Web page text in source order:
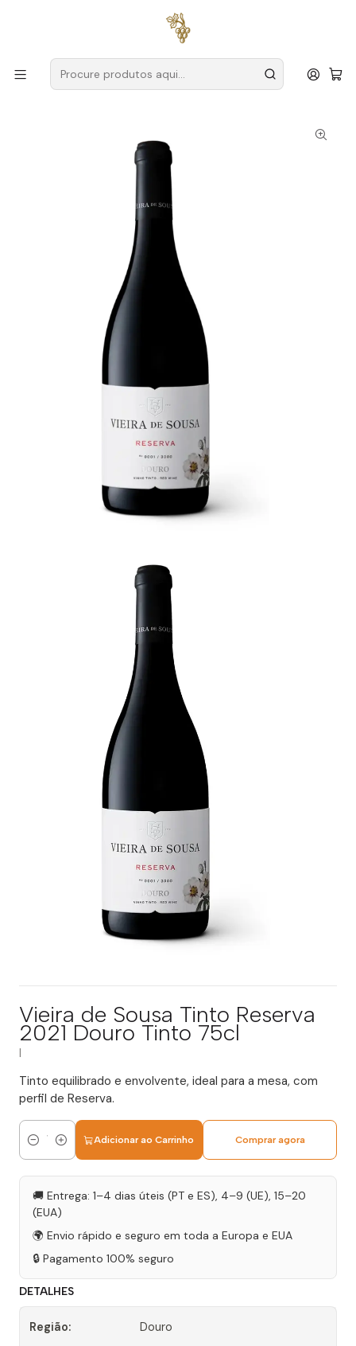
para encomendas a partir de
Produtores Douro
Vieira de Sousa
Vieira de Sousa Tinto Reserva 2021 Douro Tinto 75cl
Vieira de Sousa Tinto Reserva
2021 Douro Tinto 75cl
Tinto equilibrado e envolvente, ideal para a mesa, com
perfil de Reserva.
Quantidade
Adicionar ao Carrinho Comprar agora
🚚 Entrega: 1–4 dias úteis (PT e ES), 4–9 (UE), 15–20
(EUA)
🌍 Envio rápido e seguro em toda a Europa e EUA
🔒 Pagamento 100% seguro
DETALHES
Região: Douro